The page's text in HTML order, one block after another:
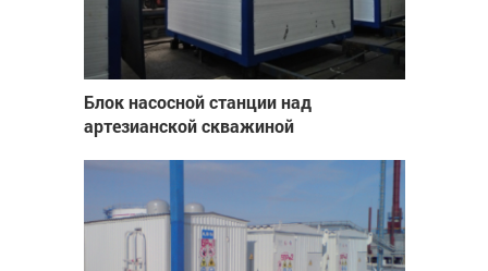
Блок насосной станции над
артезианской скважиной